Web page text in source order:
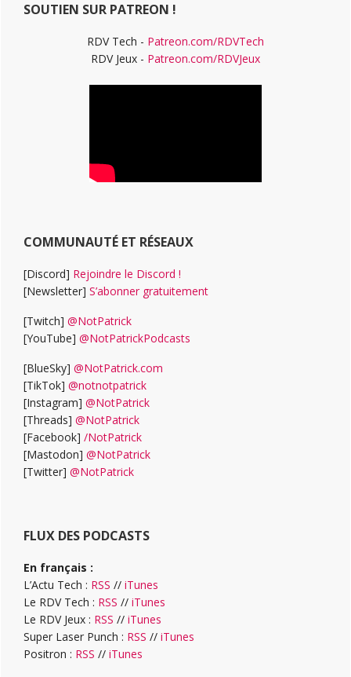
SOUTIEN SUR PATREON !
RDV Tech - Patreon.com/RDVTech
RDV Jeux - Patreon.com/RDVJeux
COMMUNAUTÉ ET RÉSEAUX
[Discord] Rejoindre le Discord !
[Newsletter] S’abonner gratuitement
[Twitch] @NotPatrick
[YouTube] @NotPatrickPodcasts
[BlueSky] @NotPatrick.com
[TikTok] @notnotpatrick
[Instagram] @NotPatrick
[Threads] @NotPatrick
[Facebook] /NotPatrick
[Mastodon] @NotPatrick
[Twitter] @NotPatrick
FLUX DES PODCASTS
En français :
L’Actu Tech : RSS // iTunes
Le RDV Tech : RSS // iTunes
Le RDV Jeux : RSS // iTunes
Super Laser Punch : RSS // iTunes
Positron : RSS // iTunes